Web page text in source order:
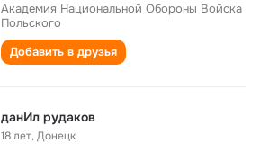
Академия Национальной Обороны Войска
Польского
Добавить в друзья
данИл рудаков
18 лет,Донецк